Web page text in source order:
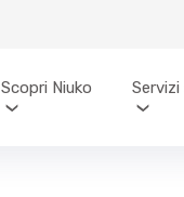
Scopri Niuko